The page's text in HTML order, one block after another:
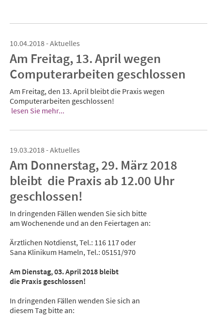
10.04.2018 - Aktuelles
Am Freitag, 13. April wegen
Computerarbeiten geschlossen
Am Freitag, den 13. April bleibt die Praxis wegen
Computerarbeiten geschlossen!
lesen Sie mehr...
19.03.2018 - Aktuelles
Am Donnerstag, 29. März 2018
bleibt die Praxis ab 12.00 Uhr
geschlossen!
In dringenden Fällen wenden Sie sich bitte
am Wochenende und an den Feiertagen an:
Ärztlichen Notdienst, Tel.: 116 117 oder
Sana Klinikum Hameln, Tel.: 05151/970
Am Dienstag, 03. April 2018 bleibt
die Praxis geschlossen!
In dringenden Fällen wenden Sie sich an
diesem Tag bitte an: